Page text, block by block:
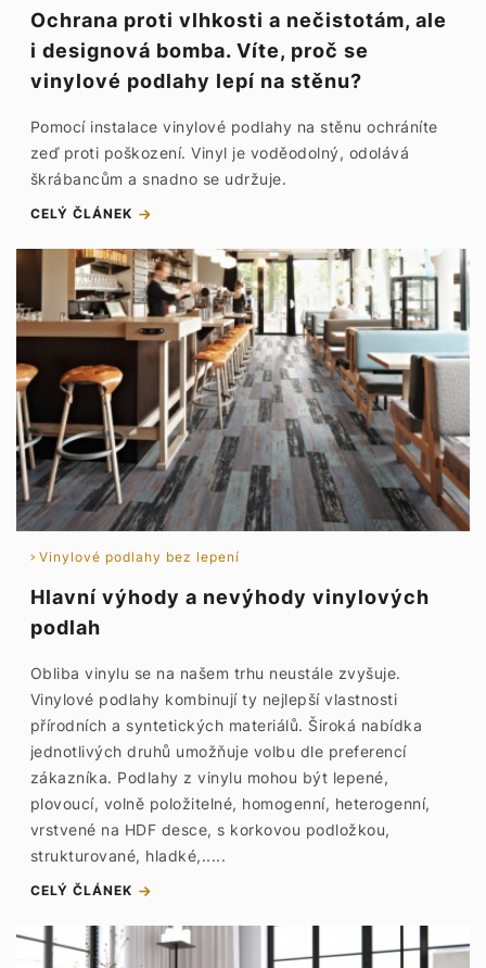
Ochrana proti vlhkosti a nečistotám, ale
i designová bomba. Víte, proč se
vinylové podlahy lepí na stěnu?
Pomocí instalace vinylové podlahy na stěnu ochráníte
zeď proti poškození. Vinyl je voděodolný, odolává
škrábancům a snadno se udržuje.
CELÝ ČLÁNEK
Vinylové podlahy bez lepení
Hlavní výhody a nevýhody vinylových
podlah
Obliba vinylu se na našem trhu neustále zvyšuje.
Vinylové podlahy kombinují ty nejlepší vlastnosti
přírodních a syntetických materiálů. Široká nabídka
jednotlivých druhů umožňuje volbu dle preferencí
zákazníka. Podlahy z vinylu mohou být lepené,
plovoucí, volně položitelné, homogenní, heterogenní,
vrstvené na HDF desce, s korkovou podložkou,
strukturované, hladké,.....
CELÝ ČLÁNEK